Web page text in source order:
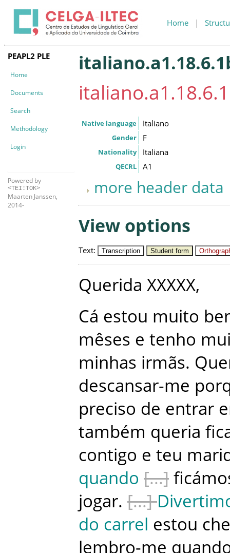
Home |
PEAPL2 PLE
Home
Documents
Search
Methodology
Login
Powered by
<TEI:TOK>
Maarten Janssen,
2014-
Native language Italiano
Gender F
Nationality Italiana
QECRL A1
more header data
View options
Text: Transcription Student form
Querida XXXXX,
Cá estou muito
mêses e tenho
minhas irmãs.
descansar-me
preciso de entrar
também queria
contigo e teu
quando
jogar.
do carrel estou
lembro-me